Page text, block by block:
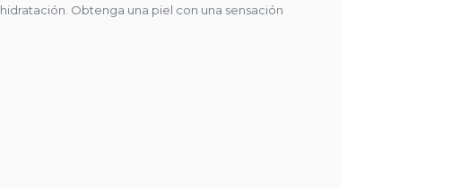
Obtenga una piel con una sensación